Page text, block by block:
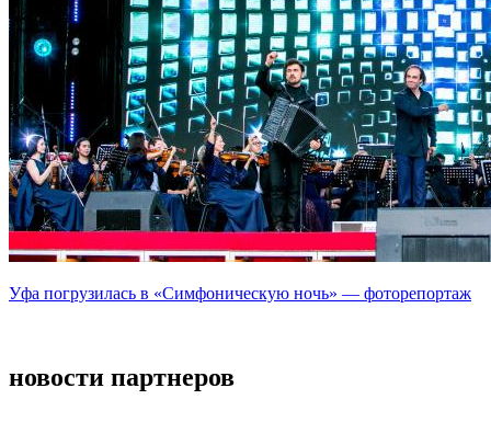
Уфа погрузилась в «Симфоническую ночь» — фоторепортаж
новости партнеров